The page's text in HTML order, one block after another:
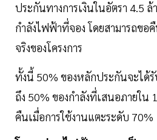
ประกันทางการเงินในอัตรา 4.5
กำลังไฟฟ้าที่จอง โดยสามารถขอ
จริงของโครงการ
ทั้งนี้ 50% ของหลักประกันจะได้
ถึง 50% ของกำลังที่เสนอภายใน
คืนเมื่อการใช้งานแตะระดับ 70%